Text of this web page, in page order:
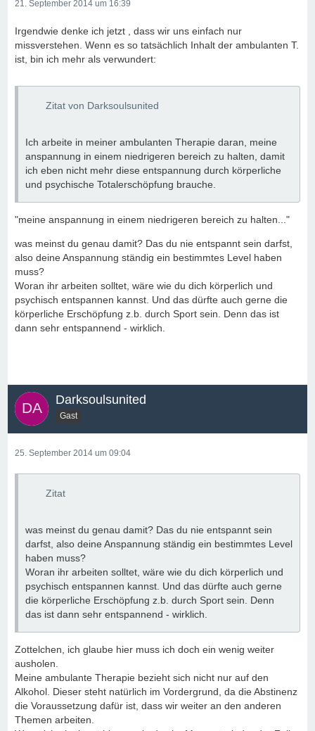
21. September 2014 um 16:39
Irgendwie denke ich jetzt , dass wir uns einfach nur
missverstehen. Wenn es so tatsächlich Inhalt der ambulanten T.
ist, bin ich mehr als verwundert:
Zitat von Darksoulsunited
Ich arbeite in meiner ambulanten Therapie daran, meine
anspannung in einem niedrigeren bereich zu halten, damit
ich eben nicht mehr diese entspannung durch körperliche
und psychische Totalerschöpfung brauche.
"meine anspannung in einem niedrigeren bereich zu halten..."
was meinst du genau damit? Das du nie entspannt sein darfst,
also deine Anspannung ständig ein bestimmtes Level haben
muss?
Woran ihr arbeiten solltet, wäre wie du dich körperlich und
psychisch entspannen kannst. Und das dürfte auch gerne die
körperliche Erschöpfung z.b. durch Sport sein. Denn das ist
dann sehr entspannend - wirklich.
Darksoulsunited
Gast
25. September 2014 um 09:04
Zitat
was meinst du genau damit? Das du nie entspannt sein
darfst, also deine Anspannung ständig ein bestimmtes Level
haben muss?
Woran ihr arbeiten solltet, wäre wie du dich körperlich und
psychisch entspannen kannst. Und das dürfte auch gerne
die körperliche Erschöpfung z.b. durch Sport sein. Denn
das ist dann sehr entspannend - wirklich.
Zottelchen, ich glaube hier muss ich doch ein wenig weiter
ausholen.
Meine ambulante Therapie bezieht sich nicht nur auf den
Alkohol. Dieser steht natürlich im Vordergrund, da die Abstinenz
die Voraussetzung dafür ist, dass wir weiter an den anderen
Themen arbeiten.